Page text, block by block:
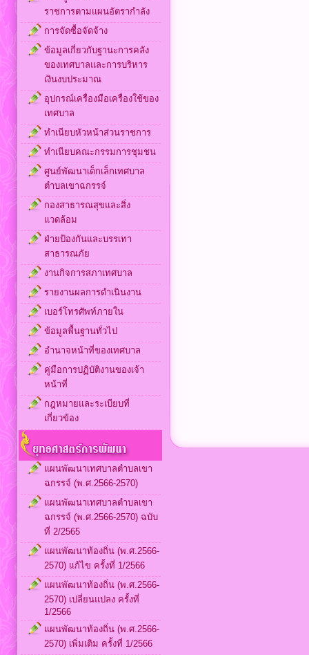
ราชการตามแผนอัตรากำลัง
การจัดซื้อจัดจ้าง
ข้อมูลเกี่ยวกับฐานะการคลัง
ของเทศบาลและการบริหาร
เงินงบประมาณ
อุปกรณ์เครื่องมือเครื่องใช้ของ
เทศบาล
ทำเนียบหัวหน้าส่วนราชการ
ทำเนียบคณะกรรมการชุมชน
ศูนย์พัฒนาเด็กเล็กเทศบาล
ตำบลเขาฉกรรจ์
กองสาธารณสุขและสิ่ง
แวดล้อม
ฝ่ายป้องกันและบรรเทา
สาธารณภัย
งานกิจการสภาเทศบาล
รายงานผลการดำเนินงาน
เบอร์โทรศัพท์ภายใน
ข้อมูลพื้นฐานทั่วไป
อำนาจหน้าที่ของเทศบาล
คู่มือการปฏิบัติงานของเจ้า
หน้าที่
กฎหมายและระเบียบที่
เกี่ยวข้อง
แผนพัฒนาเทศบาลตำบลเขา
ฉกรรจ์ (พ.ศ.2566-2570)
แผนพัฒนาเทศบาลตำบลเขา
ฉกรรจ์ (พ.ศ.2566-2570) ฉบับ
ที่ 2/2565
แผนพัฒนาท้องถิ่น (พ.ศ.2566-
2570) แก้ไข ครั้งที่ 1/2566
แผนพัฒนาท้องถิ่น (พ.ศ.2566-
2570) เปลี่ยนแปลง ครั้งที่
1/2566
แผนพัฒนาท้องถิ่น (พ.ศ.2566-
2570) เพิ่มเติม ครั้งที่ 1/2566